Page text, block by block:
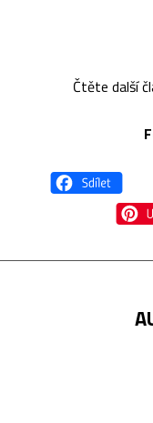
Čtěte další